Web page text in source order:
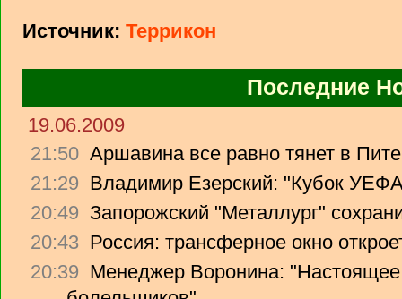
Источник: Террикон
Последние
19.06.2009
21:50 Аршавина все равно тянет в
21:29 Владимир Езерский: "Кубок
20:49 Запорожский "Металлург"
20:43 Россия: трансферное окно
20:39 Менеджер Воронина: "Настоящее